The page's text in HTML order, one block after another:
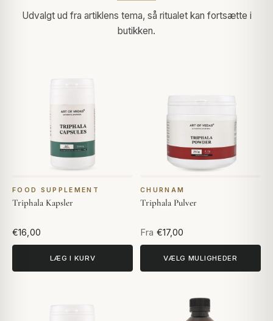
Udvalgt ud fra artiklens tema, så ritualet kan fortsætte i
butikken.
FOOD SUPPLEMENT
Triphala Kapsler
€16,00
LÆG I KURV
CHURNAM
Triphala Pulver
Fra €17,00
VÆLG MULIGHEDER